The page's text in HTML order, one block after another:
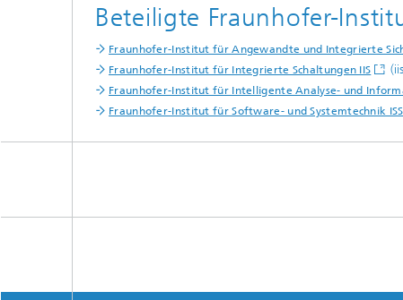
Beteiligte Fraunhofer-
Fraunhofer-Institut für Angewandte und Integrierte
Fraunhofer-Institut für Integrierte Schaltungen IIS
Fraunhofer-Institut für Intelligente Analyse- und
Fraunhofer-Institut für Software- und Systemtechnik